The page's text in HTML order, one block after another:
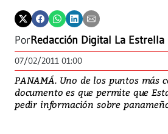
PorRedacción Digital La Estrella
07/02/2011 01:00
PANAMÁ. Uno de los puntos más
documento es que permite que
pedir información sobre